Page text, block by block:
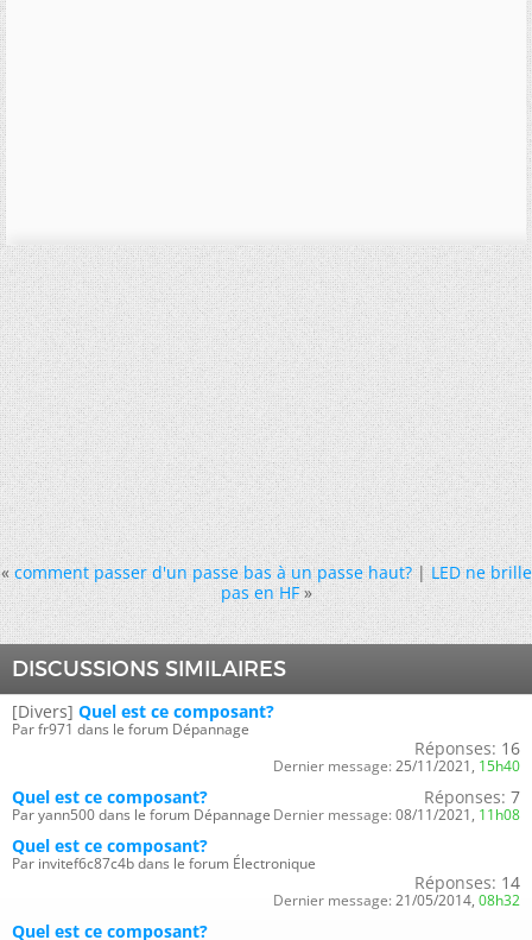
« comment passer d'un passe bas à un passe haut?|LED ne brille
pas en HF »
DISCUSSIONS SIMILAIRES
[Divers] Quel est ce composant?
Par fr971 dans le forum Dépannage
Réponses: 16
Dernier message: 25/11/2021, 15h40
Quel est ce composant?
Par yann500 dans le forum Dépannage
Réponses: 7
Dernier message: 08/11/2021, 11h08
Quel est ce composant?
Par invitef6c87c4b dans le forum Électronique
Réponses: 14
Dernier message: 21/05/2014, 08h32
Quel est ce composant?